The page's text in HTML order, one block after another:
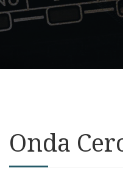
Onda